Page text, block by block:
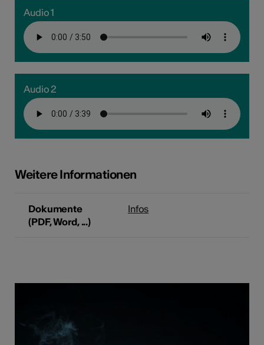
Audio 1
Audio 2
Weitere Informationen
Dokumente
(PDF, Word, ...)
Infos